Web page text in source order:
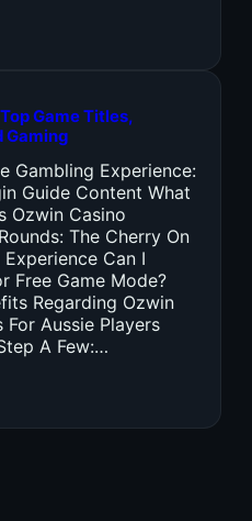
Game Titles,
Gaming
Gambling Experience:
Guide Content What
Ozwin Casino
The Cherry On
Can I
Free Game Mode?
Regarding Ozwin
For Aussie Players
A Few:…